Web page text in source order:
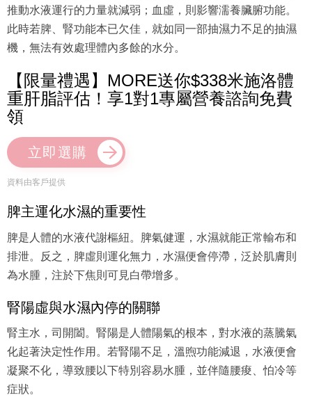
推動水液運行的力量就減弱；血虛，則影響濡養臟腑功能。
此時若脾、腎功能本已欠佳，就如同一部抽濕力不足的抽濕
機，無法有效處理體內多餘的水分。
【限量禮遇】MORE送你$338米施洛體
重肝脂評估！享1對1專屬營養諮詢免費
領
立即選購
資料由客戶提供
脾主運化水濕的重要性
脾是人體的水液代謝樞紐。脾氣健運，水濕就能正常輸布和
排泄。反之，脾虛則運化無力，水濕便會停滯，泛於肌膚則
為水腫，注於下焦則可見白帶增多。
腎陽虛與水濕內停的關聯
腎主水，司開闔。腎陽是人體陽氣的根本，對水液的蒸騰氣
化起著決定性作用。若腎陽不足，溫煦功能減退，水液便會
凝聚不化，導致腰以下特別容易水腫，並伴隨腰痠、怕冷等
症狀。